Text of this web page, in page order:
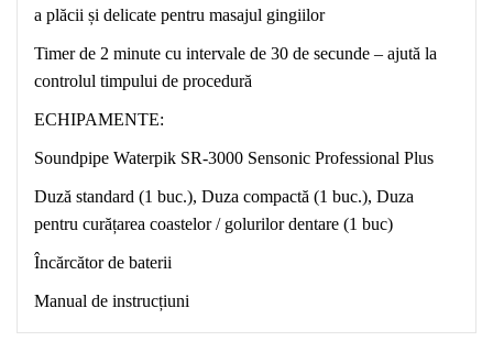
a plăcii și delicate pentru masajul gingiilor
Timer de 2 minute cu intervale de 30 de secunde – ajută la
controlul timpului de procedură
ECHIPAMENTE:
Soundpipe Waterpik SR-3000 Sensonic Professional Plus
Duză standard (1 buc.), Duza compactă (1 buc.), Duza
pentru curățarea coastelor / golurilor dentare (1 buc)
Încărcător de baterii
Manual de instrucțiuni